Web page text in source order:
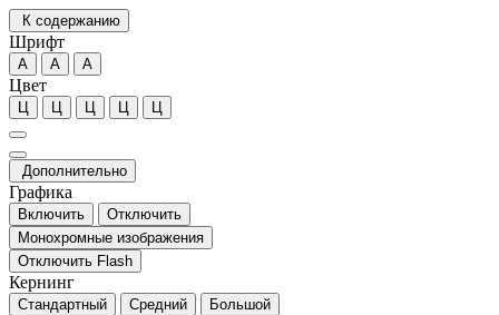
К содержанию
Шрифт
А А А
Цвет
Ц Ц Ц Ц Ц
Дополнительно
Графика
Включить
Отключить
Монохромные изображения
Отключить Flash
Кернинг
Стандартный Средний Большой